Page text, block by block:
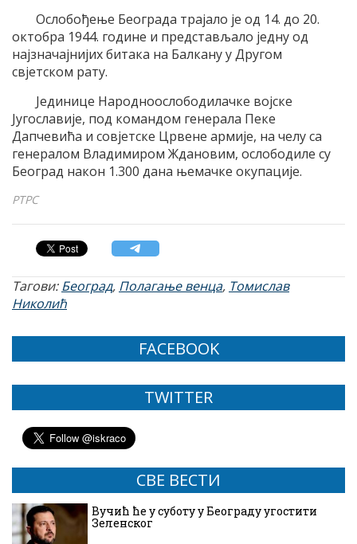
Ослобођење Београда трајало је од 14. до 20.
октобра 1944. године и представљало једну од
најзначајнијих битака на Балкану у Другом
свјетском рату.
Јединице Народноослободилачке војске
Југославије, под командом генерала Пеке
Дапчевића и совјетске Црвене армије, на челу са
генералом Владимиром Ждановим, ослободиле су
Београд након 1.300 дана њемачке окупације.
РТРС
Тагови:Београд, Полагање венца, Томислав
Николић
FACEBOOK
TWITTER
СВЕ ВЕСТИ
Вучић ће у суботу у Београду угостити
Зеленског